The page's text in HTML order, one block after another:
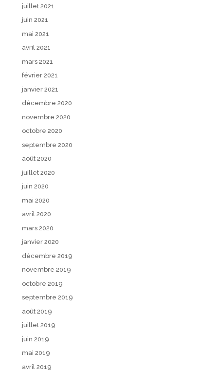
juillet 2021
juin 2021
mai 2021
avril 2021
mars 2021
février 2021
janvier 2021
décembre 2020
novembre 2020
octobre 2020
septembre 2020
août 2020
juillet 2020
juin 2020
mai 2020
avril 2020
mars 2020
janvier 2020
décembre 2019
novembre 2019
octobre 2019
septembre 2019
août 2019
juillet 2019
juin 2019
mai 2019
avril 2019